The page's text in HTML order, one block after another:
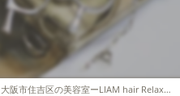
大阪市住吉区の美容室ーLIAM hair Relaxーリアムヘアーリラックス